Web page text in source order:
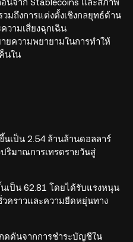
นจาก Stablecoins และสภาพ
มถึงการแต่งตั้งเชิงกลยุทธ์ด้าน
วามเสี่ยงฉุกเฉิน
ยความพยายามในการทำให้
นใน
เป็น 2.54 ล้านล้านดอลลาร์
ริมาณการเทรดรายวันสู่
เป็น 62.81 โดยได้รับแรงหนุน
คราวและความยืดหยุ่นทาง
กดดันจากการชำระบัญชีใน